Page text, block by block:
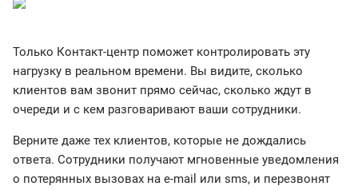
Только Контакт-центр поможет контролировать эту
нагрузку в реальном времени. Вы видите, сколько
клиентов вам звонит прямо сейчас, сколько ждут в
очереди и с кем разговаривают ваши сотрудники.
Верните даже тех клиентов, которые не дождались
ответа. Сотрудники получают мгновенные уведомления
о потерянных вызовах на e-mail или sms, и перезвонят